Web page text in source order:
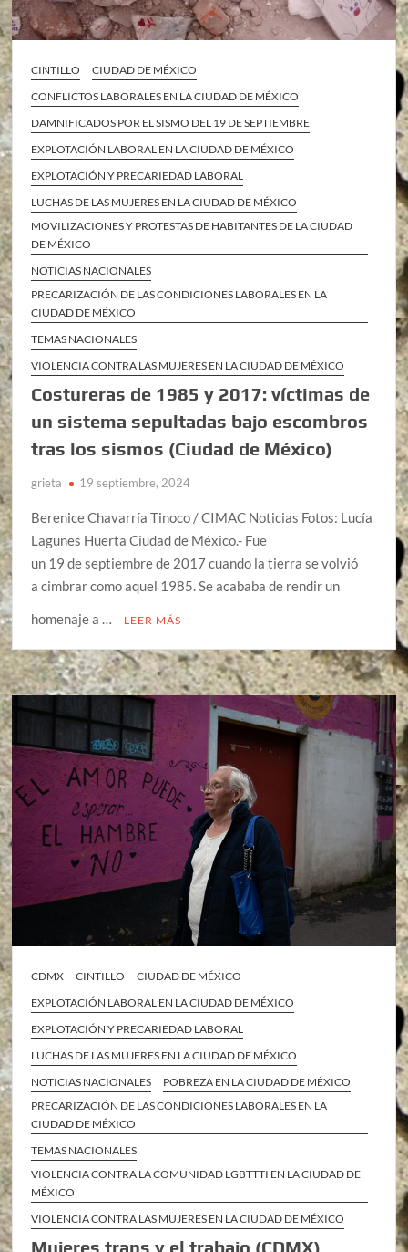
CINTILLO
CIUDAD DE MÉXICO
CONFLICTOS LABORALES EN LA CIUDAD DE MÉXICO
DAMNIFICADOS POR EL SISMO DEL 19 DE SEPTIEMBRE
EXPLOTACIÓN LABORAL EN LA CIUDAD DE MÉXICO
EXPLOTACIÓN Y PRECARIEDAD LABORAL
LUCHAS DE LAS MUJERES EN LA CIUDAD DE MÉXICO
MOVILIZACIONES Y PROTESTAS DE HABITANTES DE LA CIUDAD
DE MÉXICO
NOTICIAS NACIONALES
PRECARIZACIÓN DE LAS CONDICIONES LABORALES EN LA
CIUDAD DE MÉXICO
TEMAS NACIONALES
VIOLENCIA CONTRA LAS MUJERES EN LA CIUDAD DE MÉXICO
Costureras de 1985 y 2017: víctimas de
un sistema sepultadas bajo escombros
tras los sismos (Ciudad de México)
grieta 19 septiembre, 2024
Berenice Chavarría Tinoco / CIMAC Noticias Fotos: Lucía
Lagunes Huerta Ciudad de México.- Fue
un 19 de septiembre de 2017 cuando la tierra se volvió
a cimbrar como aquel 1985. Se acababa de rendir un
homenaje a …
LEER MÁS
CDMX CINTILLO
CIUDAD DE MÉXICO
EXPLOTACIÓN LABORAL EN LA CIUDAD DE MÉXICO
EXPLOTACIÓN Y PRECARIEDAD LABORAL
LUCHAS DE LAS MUJERES EN LA CIUDAD DE MÉXICO
NOTICIAS NACIONALES
POBREZA EN LA CIUDAD DE MÉXICO
PRECARIZACIÓN DE LAS CONDICIONES LABORALES EN LA
CIUDAD DE MÉXICO
TEMAS NACIONALES
VIOLENCIA CONTRA LA COMUNIDAD LGBTTTI EN LA CIUDAD DE
MÉXICO
VIOLENCIA CONTRA LAS MUJERES EN LA CIUDAD DE MÉXICO
Mujeres trans y el trabajo (CDMX)